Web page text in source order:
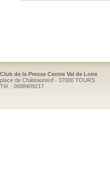
Club de la Presse Centre Val de Loire
place de Châteauneuf - 37000 TOURS
Tél. : 0688409217